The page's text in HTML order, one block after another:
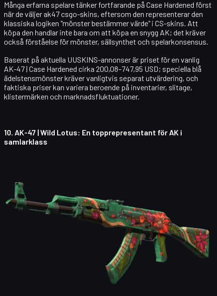
Många erfarna spelare tänker fortfarande på Case Hardened först
när de väljer ak47 csgo-skins, eftersom den representerar den
klassiska logiken "mönster bestämmer värde" i CS-skins. Att
köpa den handlar inte bara om att köpa en snygg AK; det kräver
också förståelse för mönster, sällsynthet och spelarkonsensus.
Baserat på aktuella UUSKINS-annonser är priset för en vanlig
AK-47 | Case Hardened cirka 200,08–747,95 USD; speciella blå
ädelstensmönster kräver vanligtvis separat utvärdering, och
faktiska priser kan variera beroende på inventarier, slitage,
klistermärken och marknadsfluktuationer.
10. AK-47 | Wild Lotus: En topprepresentant för AK i
samlarklass